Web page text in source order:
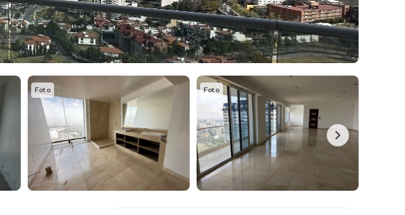
Foto Foto